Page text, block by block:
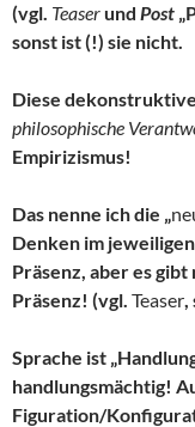
(vgl. Teaserund Post
sonst ist (!) sie nicht.
Diese
philosophische
Empirizismus!
Das nenne ich die „
Denken im
Präsenz, aber es
Präsenz! (vgl. Teaser,
Sprache ist
handlungsmächtig!
Figuration/